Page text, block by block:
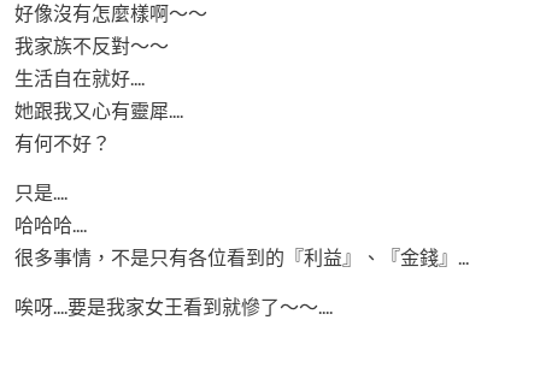
好像沒有怎麼樣啊～～
我家族不反對～～
生活自在就好....
她跟我又心有靈犀....
有何不好？
只是....
哈哈哈....
很多事情，不是只有各位看到的『利益』、『金錢』...
唉呀....要是我家女王看到就慘了～～....